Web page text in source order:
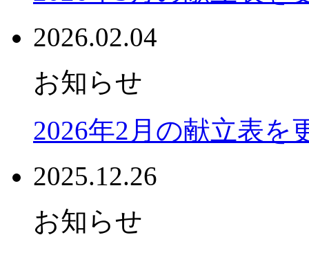
2026.02.04
お知らせ
2026年2月の献立表を
2025.12.26
お知らせ